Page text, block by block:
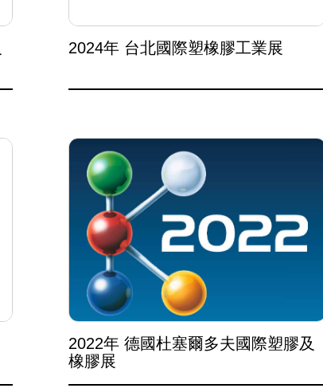
2024年 台北國際塑橡膠工業展
2022年 德國杜塞爾多夫國際塑膠及
橡膠展